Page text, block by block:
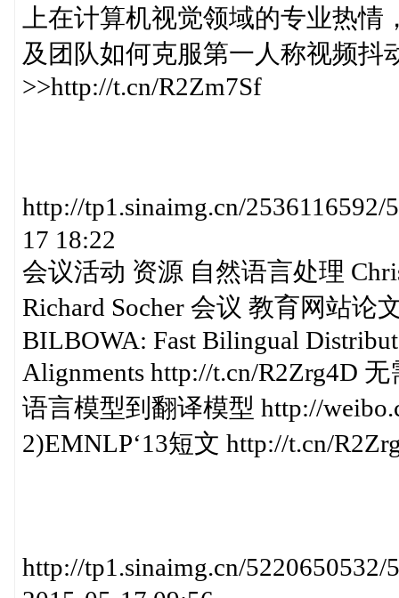
上在计算机视觉领域的专业热
及团队如何克服第一人称视频抖
>>http://t.cn/R2Zm7Sf
http://tp1.sinaimg.cn/
17 18:22
会议活动 资源 自然语言处理
Richard Socher 会议 教育网站论
BILBOWA: Fast Bilingual
Alignments http://t.cn/R2Zrg4D
语言模型到翻译模型 http://
2)EMNLP‘13短文 http://t.cn/
http://tp1.sinaimg.cn/